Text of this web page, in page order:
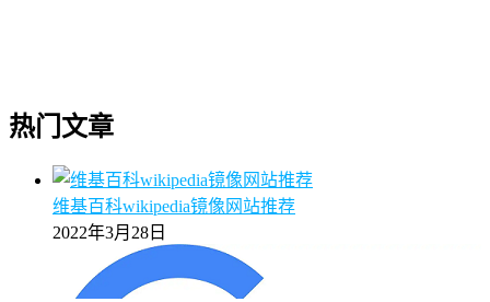
热门文章
维基百科wikipedia镜像网站推荐
2022年3月28日